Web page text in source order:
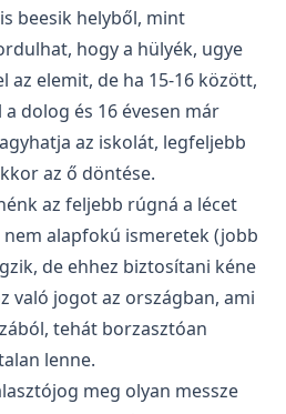
beesik helyből, mint
hogy a hülyék, ugye
az elemit, de ha 15-16 között,
dolog és 16 évesen már
az iskolát, legfeljebb
az ő döntése.
az feljebb rúgná a lécet
nem alapfokú ismeretek (jobb
de ehhez biztosítani kéne
való jogot az országban, ami
tehát borzasztóan
lenne.
meg olyan messze